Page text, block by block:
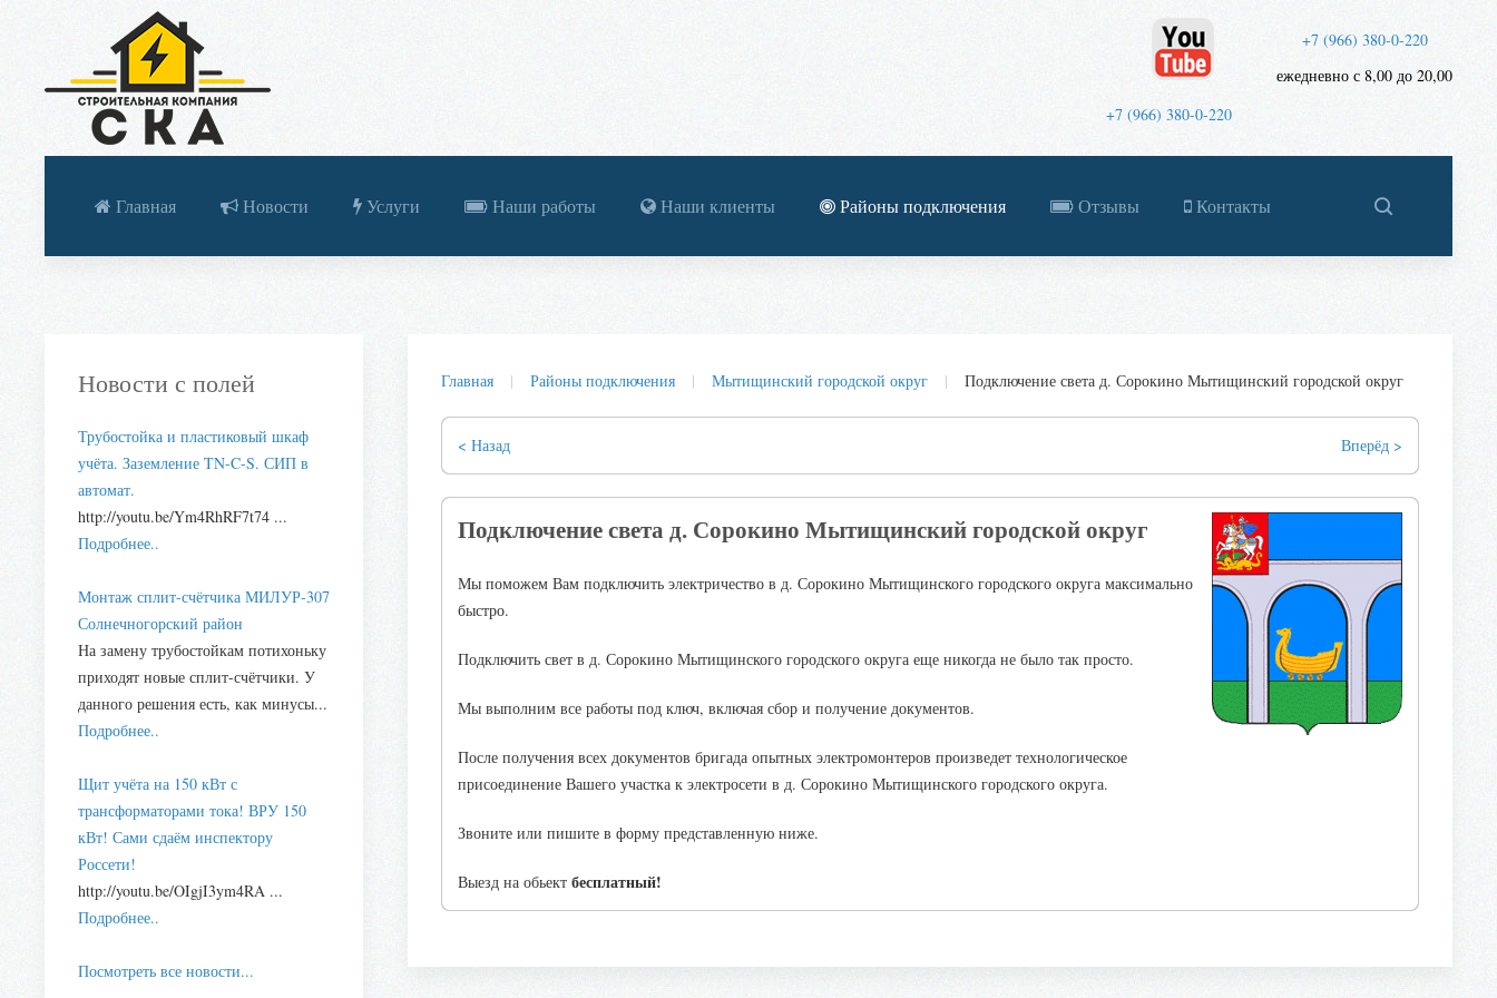
+7 (966) 380-0-220
ежедневно с 8,00 до 20,00
+7 (966) 380-0-220
Главная Новости Услуги Наши работы Наши клиенты Районы подключения Отзывы Контакты
Главная Районы подключения Мытищинский городской округ Подключение света д. Сорокино Мытищинский городской округ
< Назад Вперёд >
Подключение света д. Сорокино Мытищинский городской округ
Мы поможем Вам подключить электричество в д. Сорокино Мытищинского городского округа максимально
быстро.
Подключить свет в д. Сорокино Мытищинского городского округа еще никогда не было так просто.
Мы выполним все работы под ключ, включая сбор и получение документов.
После получения всех документов бригада опытных электромонтеров произведет технологическое
присоединение Вашего участка к электросети в д. Сорокино Мытищинского городского округа.
Звоните или пишите в форму представленную ниже.
Выезд на обьект бесплатный!
Новости с полей
Трубостойка и пластиковый шкаф
учёта. Заземление TN-C-S. СИП в
автомат.
http://youtu.be/Ym4RhRF7t74 ...
Подробнее..
Монтаж сплит-счётчика МИЛУР-307
Солнечногорский район
На замену трубостойкам потихоньку
приходят новые сплит-счётчики. У
данного решения есть, как минусы...
Подробнее..
Щит учёта на 150 кВт с
трансформаторами тока! ВРУ 150
кВт! Сами сдаём инспектору
Россети!
http://youtu.be/OIgjI3ym4RA ...
Подробнее..
Посмотреть все новости...